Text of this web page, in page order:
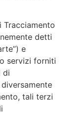
Tracciamento
detti
e
servizi forniti
di
tali terzi